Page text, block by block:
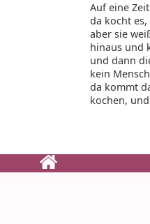
Auf eine
da kocht
aber sie
hinaus und
und dann
kein
da kommt
kochen,